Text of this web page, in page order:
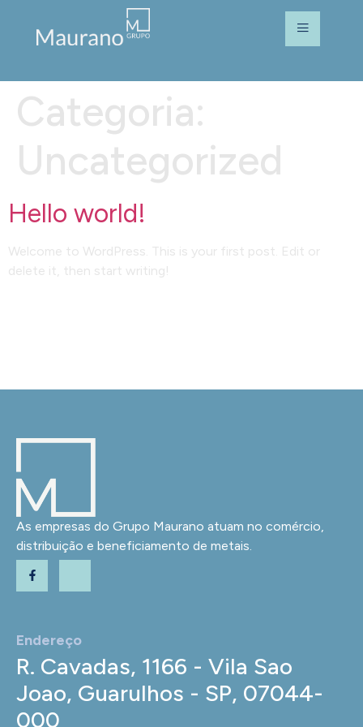
Categoria:
Uncategorized
Hello world!
Welcome to WordPress. This is your first post. Edit or
delete it, then start writing!
As empresas do Grupo Maurano atuam no comércio,
distribuição e beneficiamento de metais.
Endereço
R. Cavadas, 1166 - Vila Sao
Joao, Guarulhos - SP, 07044-
000